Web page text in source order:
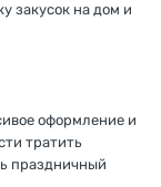
закусок на дом и
оформление и
тратить
праздничный